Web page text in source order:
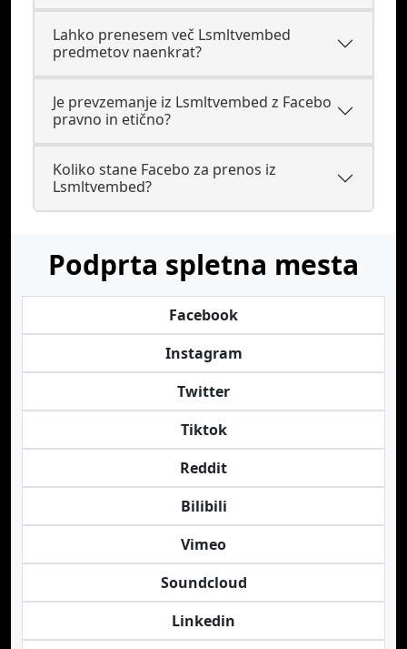
Lahko prenesem več Lsmltvembed
predmetov naenkrat?
Je prevzemanje iz Lsmltvembed z Facebo
pravno in etično?
Koliko stane Facebo za prenos iz
Lsmltvembed?
Podprta spletna mesta
Facebook
Instagram
Twitter
Tiktok
Reddit
Bilibili
Vimeo
Soundcloud
Linkedin